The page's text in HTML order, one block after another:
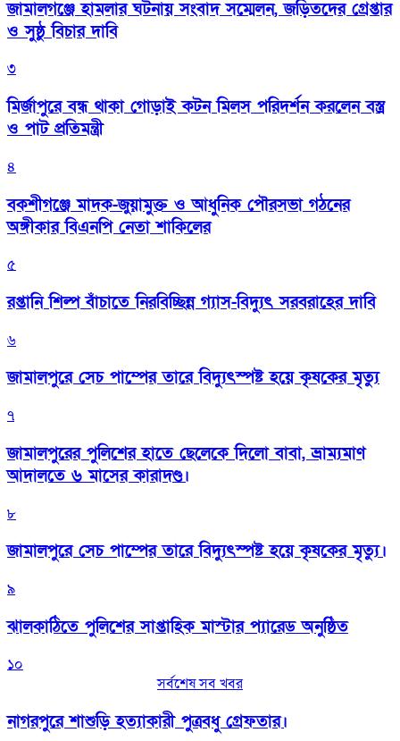
জামালগঞ্জে হামলার ঘটনায় সংবাদ সম্মেলন, জড়িতদের গ্রেপ্তার
ও সুষ্ঠু বিচার দাবি
৩
মির্জাপুরে বন্ধ থাকা গোড়াই কটন মিলস পরিদর্শন করলেন বস্ত্র
ও পাট প্রতিমন্ত্রী
৪
বকশীগঞ্জে মাদক-জুয়ামুক্ত ও আধুনিক পৌরসভা গঠনের
অঙ্গীকার বিএনপি নেতা শাকিলের
৫
রপ্তানি শিল্প বাঁচাতে নিরবিচ্ছিন্ন গ্যাস-বিদ্যুৎ সরবরাহের দাবি
৬
জামালপুরে সেচ পাম্পের তারে বিদ্যুৎস্পষ্ট হয়ে কৃষকের মৃত্যু
৭
জামালপুরের পুলিশের হাতে ছেলেকে দিলো বাবা, ভ্রাম্যমাণ
আদালতে ৬ মাসের কারাদণ্ড।
৮
জামালপুরে সেচ পাম্পের তারে বিদ্যুৎস্পষ্ট হয়ে কৃষকের মৃত্যু।
৯
‎ঝালকাঠিতে পুলিশের সাপ্তাহিক মাস্টার প্যারেড অনুষ্ঠিত
১০
সর্বশেষ সব খবর
নাগরপুরে শাশুড়ি হত্যাকারী পুত্রবধু গ্রেফতার।